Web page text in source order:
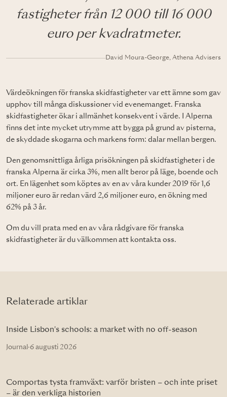
fastigheter från 12 000 till 16 000
euro per kvadratmeter.
David Moura-George, Athena Advisers
Värdeökningen för franska skidfastigheter var ett ämne som gav
upphov till många diskussioner vid evenemanget. Franska
skidfastigheter ökar i allmänhet konsekvent i värde. I Alperna
finns det inte mycket utrymme att bygga på grund av pisterna,
de skyddade skogarna och markens form: dalar mellan bergen.
Den genomsnittliga årliga prisökningen på skidfastigheter i de
franska Alperna är cirka 3%, men allt beror på läge, boende och
ort. En lägenhet som köptes av en av våra kunder 2019 för 1,6
miljoner euro är redan värd 2,6 miljoner euro, en ökning med
62% på 3 år.
Om du vill prata med en av våra rådgivare för franska
skidfastigheter är du välkommen att kontakta oss.
Relaterade artiklar
Inside Lisbon's schools: a market with no off-season
Journal ·6 augusti 2026
Comportas tysta framväxt: varför bristen – och inte priset
– är den verkliga historien